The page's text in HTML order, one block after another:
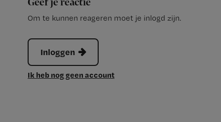
Geef je reactie
Om te kunnen reageren moet je inlogd zijn.
Inloggen
Ik heb nog geen account